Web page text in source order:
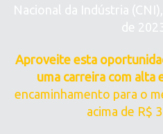
Nacional da Indústria
de
Aproveite esta
uma carreira com alta
encaminhamento para o
acima de R$